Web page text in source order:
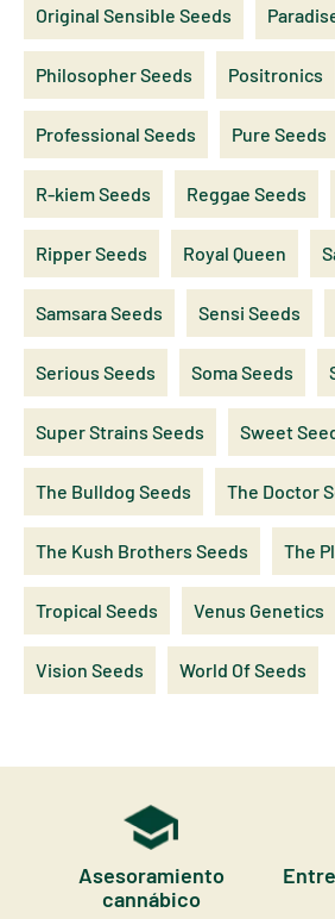
Original Sensible Seeds
Philosopher Seeds Positronics
Professional Seeds Pure Seeds
R-kiem Seeds Reggae Seeds
Ripper Seeds Royal Queen
Samsara Seeds Sensi Seeds
Serious Seeds Soma Seeds
Super Strains Seeds Sweet
The Bulldog Seeds The Doctor
The Kush Brothers Seeds The
Tropical Seeds Venus Genetics
Vision Seeds World Of Seeds
Asesoramiento
cannábico